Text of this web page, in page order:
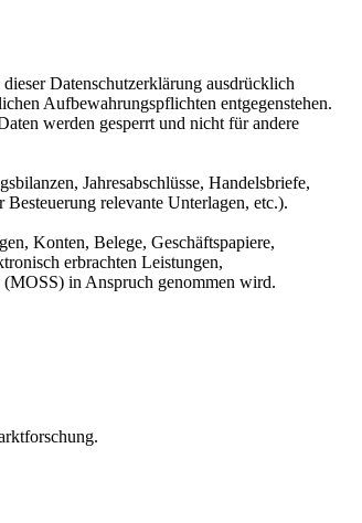
Datenschutzerklärung ausdrücklich
Aufbewahrungspflichten entgegenstehen.
werden gesperrt und nicht für andere
Jahresabschlüsse, Handelsbriefe,
relevante Unterlagen, etc.).
Konten, Belege, Geschäftspapiere,
erbrachten Leistungen,
in Anspruch genommen wird.